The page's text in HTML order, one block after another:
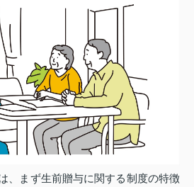
、まず生前贈与に関する制度の特徴